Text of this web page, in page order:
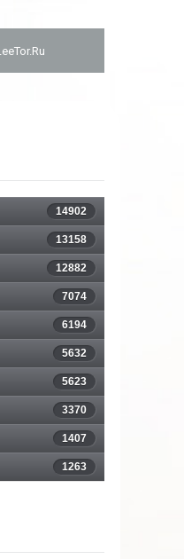
14902
13158
12882
7074
6194
5632
5623
3370
1407
1263